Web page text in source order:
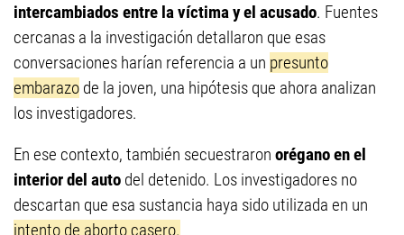
intercambiados entre la víctima y el acusado. Fuentes
cercanas a la investigación detallaron que esas
conversaciones harían referencia a un presunto
embarazo de la joven, una hipótesis que ahora analizan
los investigadores.
En ese contexto, también secuestraron orégano en el
interior del auto del detenido. Los investigadores no
descartan que esa sustancia haya sido utilizada en un
intento de aborto casero.